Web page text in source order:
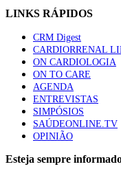
1.º Episódio
te na
58
Canábis
53 visualizações
LINKS RÁPIDOS
CRM Digest
CARDIORRENAL
ON CARDIOLOGIA
ON TO CARE
AGENDA
ENTREVISTAS
SIMPÓSIOS
SAÚDEONLINE.TV
OPINIÃO
Esteja sempre